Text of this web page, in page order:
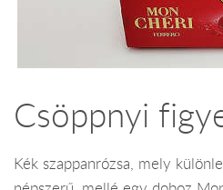
Csöppnyi
Kék szappanrózsa, mely